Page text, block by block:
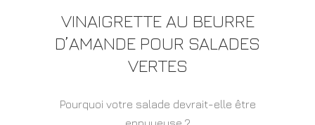
VINAIGRETTE AU BEURRE
D’AMANDE POUR SALADES
VERTES
Pourquoi votre salade devrait-elle être